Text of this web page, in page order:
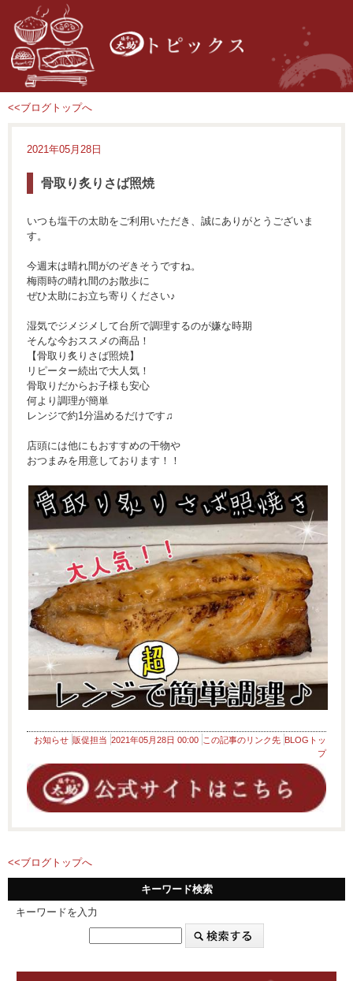
<<ブログトップへ
2021年05月28日
骨取り炙りさば照焼
いつも塩干の太助をご利用いただき、誠にありがとうございま
す。
今週末は晴れ間がのぞきそうですね。
梅雨時の晴れ間のお散歩に
ぜひ太助にお立ち寄りください♪
湿気でジメジメして台所で調理するのが嫌な時期
そんな今おススメの商品！
【骨取り炙りさば照焼】
リピーター続出で大人気！
骨取りだからお子様も安心
何より調理が簡単
レンジで約1分温めるだけです♫
店頭には他にもおすすめの干物や
おつまみを用意しております！！
お知らせ 販促担当 2021年05月28日 00:00 この記事のリンク先 BLOGトッ
プ
<<ブログトップへ
キーワード検索
キーワードを入力